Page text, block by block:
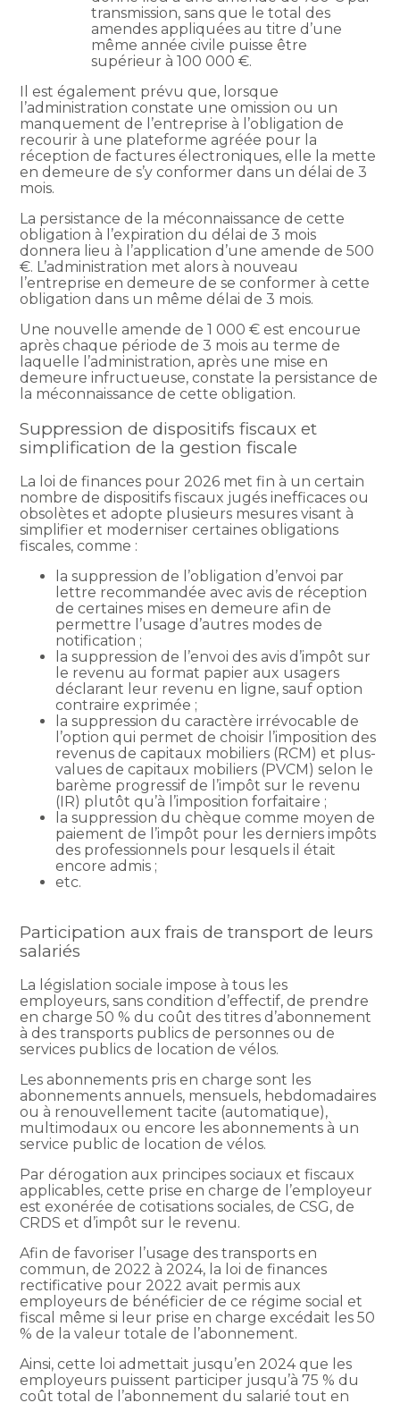
transmission, sans que le total des
amendes appliquées au titre d’une
même année civile puisse être
supérieur à 100 000 €.
Il est également prévu que, lorsque
l’administration constate une omission ou un
manquement de l’entreprise à l’obligation de
recourir à une plateforme agréée pour la
réception de factures électroniques, elle la mette
en demeure de s’y conformer dans un délai de 3
mois.
La persistance de la méconnaissance de cette
obligation à l’expiration du délai de 3 mois
donnera lieu à l’application d’une amende de 500
€. L’administration met alors à nouveau
l’entreprise en demeure de se conformer à cette
obligation dans un même délai de 3 mois.
Une nouvelle amende de 1 000 € est encourue
après chaque période de 3 mois au terme de
laquelle l’administration, après une mise en
demeure infructueuse, constate la persistance de
la méconnaissance de cette obligation.
Suppression de dispositifs fiscaux et
simplification de la gestion fiscale
La loi de finances pour 2026 met fin à un certain
nombre de dispositifs fiscaux jugés inefficaces ou
obsolètes et adopte plusieurs mesures visant à
simplifier et moderniser certaines obligations
fiscales, comme :
la suppression de l’obligation d’envoi par
lettre recommandée avec avis de réception
de certaines mises en demeure afin de
permettre l’usage d’autres modes de
notification ;
la suppression de l’envoi des avis d’impôt sur
le revenu au format papier aux usagers
déclarant leur revenu en ligne, sauf option
contraire exprimée ;
la suppression du caractère irrévocable de
l’option qui permet de choisir l’imposition des
revenus de capitaux mobiliers (RCM) et plus-
values de capitaux mobiliers (PVCM) selon le
barème progressif de l’impôt sur le revenu
(IR) plutôt qu’à l’imposition forfaitaire ;
la suppression du chèque comme moyen de
paiement de l’impôt pour les derniers impôts
des professionnels pour lesquels il était
encore admis ;
etc.
Participation aux frais de transport de leurs
salariés
La législation sociale impose à tous les
employeurs, sans condition d’effectif, de prendre
en charge 50 % du coût des titres d’abonnement
à des transports publics de personnes ou de
services publics de location de vélos.
Les abonnements pris en charge sont les
abonnements annuels, mensuels, hebdomadaires
ou à renouvellement tacite (automatique),
multimodaux ou encore les abonnements à un
service public de location de vélos.
Par dérogation aux principes sociaux et fiscaux
applicables, cette prise en charge de l’employeur
est exonérée de cotisations sociales, de CSG, de
CRDS et d’impôt sur le revenu.
Afin de favoriser l’usage des transports en
commun, de 2022 à 2024, la loi de finances
rectificative pour 2022 avait permis aux
employeurs de bénéficier de ce régime social et
fiscal même si leur prise en charge excédait les 50
% de la valeur totale de l’abonnement.
Ainsi, cette loi admettait jusqu’en 2024 que les
employeurs puissent participer jusqu’à 75 % du
coût total de l’abonnement du salarié tout en